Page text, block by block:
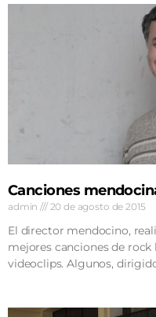
Canciones
admin 20 de agosto de 2015
El director mendocino,
mejores canciones de
videoclips. Algunos,